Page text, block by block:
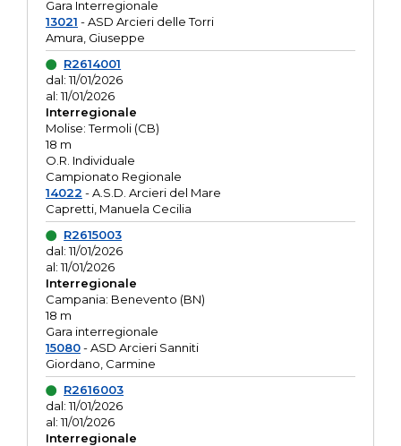
Gara Interregionale
13021 - ASD Arcieri delle Torri
Amura, Giuseppe
R2614001
dal: 11/01/2026
al: 11/01/2026
Interregionale
Molise: Termoli (CB)
18 m
O.R. Individuale
Campionato Regionale
14022 - A.S.D. Arcieri del Mare
Capretti, Manuela Cecilia
R2615003
dal: 11/01/2026
al: 11/01/2026
Interregionale
Campania: Benevento (BN)
18 m
Gara interregionale
15080- ASD Arcieri Sanniti
Giordano, Carmine
R2616003
dal: 11/01/2026
al: 11/01/2026
Interregionale